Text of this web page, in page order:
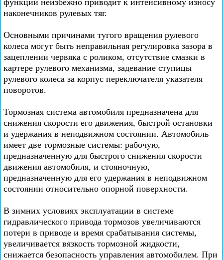
функций неизбежно приводит к интенсивному износу
наконечников рулевых тяг.
Основными причинами тугого вращения рулевого
колеса могут быть неправильная регулировка зазора в
зацеплении червяка с роликом, отсутствие смазки в
картере рулевого механизма, задевание ступицы
рулевого колеса за корпус переключателя указателя
поворотов.
Тормозная система автомобиля предназначена для
снижения скорости его движения, быстрой остановки
и удержания в неподвижном состоянии. Автомобиль
имеет две тормозные системы: рабочую,
предназначенную для быстрого снижения скорости
движения автомобиля, и стояночную,
предназначенную для его удержания в неподвижном
состоянии относительно опорной поверхности.
В зимних условиях эксплуатации в системе
гидравлического привода тормозов увеличиваются
потери в приводе и время срабатывания системы,
увеличивается вязкость тормозной жидкости,
снижается безопасность управления автомобилем. При